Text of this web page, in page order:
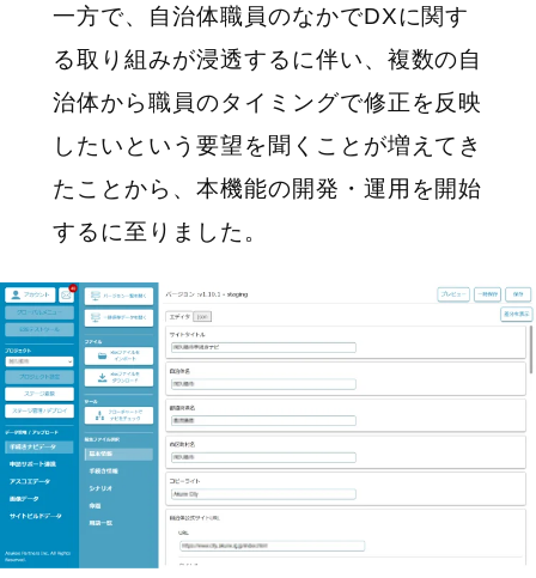
一方で、自治体職員のなかでDXに関す
る取り組みが浸透するに伴い、複数の自
治体から職員のタイミングで修正を反映
したいという要望を聞くことが増えてき
たことから、本機能の開発・運用を開始
するに至りました。